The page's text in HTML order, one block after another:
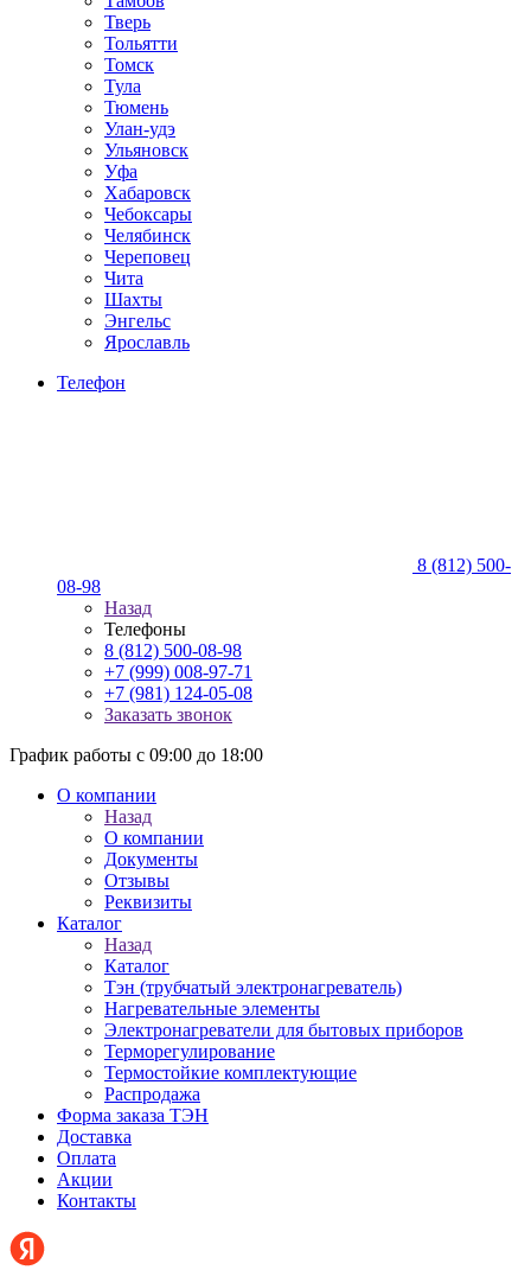
Тверь
Тольятти
Томск
Тула
Тюмень
Улан-удэ
Ульяновск
Уфа
Хабаровск
Чебоксары
Челябинск
Череповец
Чита
Шахты
Энгельс
Ярославль
Телефон
8 (812) 500-
08-98
Назад
Телефоны
8 (812) 500-08-98
+7 (999) 008-97-71
+7 (981) 124-05-08
Заказать звонок
График работы с 09:00 до 18:00
О компании
Назад
О компании
Документы
Отзывы
Реквизиты
Каталог
Назад
Каталог
Тэн (трубчатый электронагреватель)
Нагревательные элементы
Электронагреватели для бытовых приборов
Терморегулирование
Термостойкие комплектующие
Распродажа
Форма заказа ТЭН
Доставка
Оплата
Акции
Контакты